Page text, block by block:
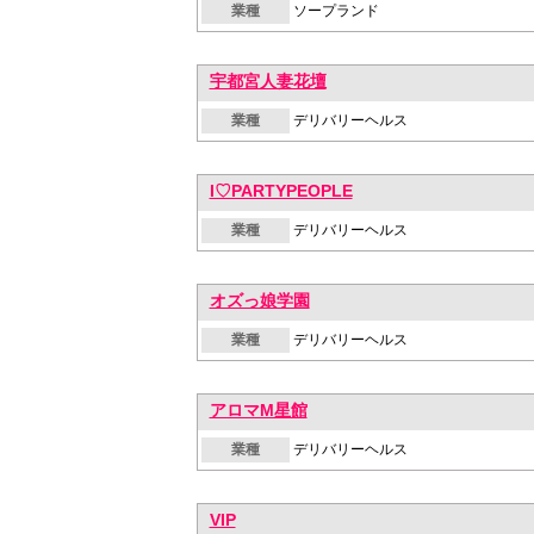
業種 ソープランド
宇都宮人妻花壇
業種 デリバリーヘルス
I♡PARTYPEOPLE
業種 デリバリーヘルス
オズっ娘学園
業種 デリバリーヘルス
アロマM星館
業種 デリバリーヘルス
VIP